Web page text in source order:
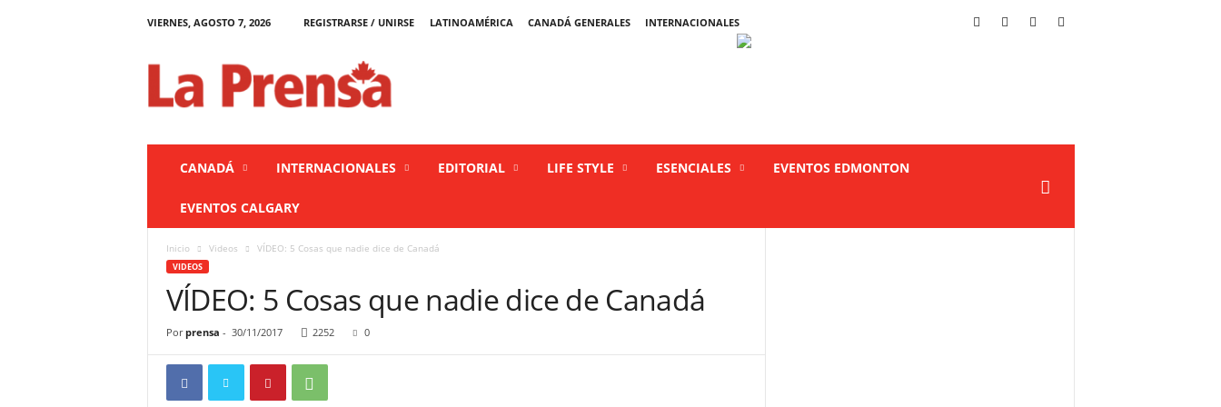
VIERNES, AGOSTO 7, 2026 REGISTRARSE / UNIRSE LATINOAMÉRICA CANADÁ GENERALES
INTERNACIONALES
a
CANADÁ INTERNACIONALES EDITORIAL LIFE STYLE ESENCIALES EVENTOS EDMONTON
EVENTOS CALGARY
Inicio Videos VÍDEO: 5 Cosas que nadie dice de Canadá
VIDEOS
VÍDEO: 5 Cosas que nadie dice de Canadá
Por prensa - 30/11/2017 2252 0